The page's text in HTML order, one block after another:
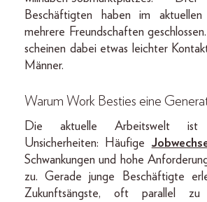
Beschäftigten haben im
mehrere Freundschaften
scheinen dabei etwas leichter
Männer.
Warum Work Besties eine
Die aktuelle Arbeitswelt
Unsicherheiten: Häufige
Schwankungen und hohe
zu. Gerade junge Beschäftigte
Zukunftsängste, oft parallel zu